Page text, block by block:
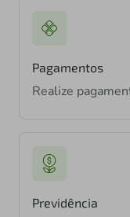
Pagamentos
Realize
Previdência